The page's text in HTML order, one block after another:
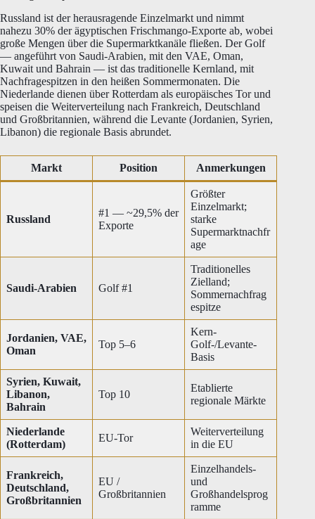
Russland ist der herausragende Einzelmarkt und nimmt
nahezu 30% der ägyptischen Frischmango-Exporte ab, wobei
große Mengen über die Supermarktkanäle fließen. Der Golf
— angeführt von Saudi-Arabien, mit den VAE, Oman,
Kuwait und Bahrain — ist das traditionelle Kernland, mit
Nachfragespitzen in den heißen Sommermonaten. Die
Niederlande dienen über Rotterdam als europäisches Tor und
speisen die Weiterverteilung nach Frankreich, Deutschland
und Großbritannien, während die Levante (Jordanien, Syrien,
Libanon) die regionale Basis abrundet.
Markt Position Anmerkungen
Russland
#1 — ~29,5% der
Exporte
Größter
Einzelmarkt;
starke
Supermarktnachfr
age
Saudi-Arabien Golf #1
Traditionelles
Zielland;
Sommernachfrag
espitze
Jordanien, VAE,
Oman
Top 5–6
Kern-
Golf-/Levante-
Basis
Syrien, Kuwait,
Libanon,
Bahrain
Top 10
Etablierte
regionale Märkte
Niederlande
(Rotterdam)
EU-Tor
Weiterverteilung
in die EU
Frankreich,
Deutschland,
Großbritannien
EU /
Großbritannien
Einzelhandels-
und
Großhandelsprog
ramme